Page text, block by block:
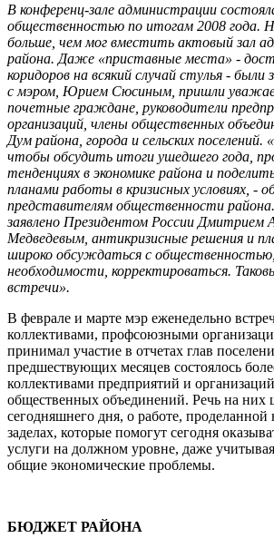
В конференц-зале администрации
общественностью по итогам 2008 года.
больше, чем мог вместить актовый зал
района. Даже «приставные места» -
коридоров на всякий случай стулья -
с мэром, Юрием Сюсиным, пришли
почетные граждане, руководители
организаций, члены общественных
Дум района, города и сельских поселений.
чтобы обсудить итоги ушедшего года,
тенденциях в экономике района и
планами работы в кризисных условиях, -
представителям общественности
заявлено Президентом России Дмитрием
Медведевым, антикризисные решения и
широко обсуждаться с
необходимости, корректироваться.
встречи».
В феврале и марте мэр еженедельно
коллективами, профсоюзными
принимал участие в отчетах глав
предшествующих месяцев состоялось
коллективами предприятий и
общественных объединений. Речь на них
сегодняшнего дня, о работе, проделанной
заделах, которые помогут сегодня
услуги на должном уровне, даже
общие экономические проблемы.
БЮДЖЕТ РАЙОНА